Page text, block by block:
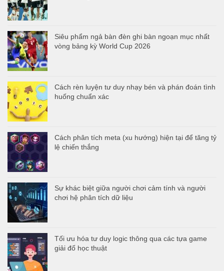
Siêu phẩm ngả bàn đèn ghi bàn ngoạn mục nhất
vòng bảng kỳ World Cup 2026
Cách rèn luyện tư duy nhạy bén và phán đoán tình
huống chuẩn xác
Cách phân tích meta (xu hướng) hiện tại để tăng tỷ
lệ chiến thắng
Sự khác biệt giữa người chơi cảm tính và người
chơi hệ phân tích dữ liệu
Tối ưu hóa tư duy logic thông qua các tựa game
giải đố học thuật